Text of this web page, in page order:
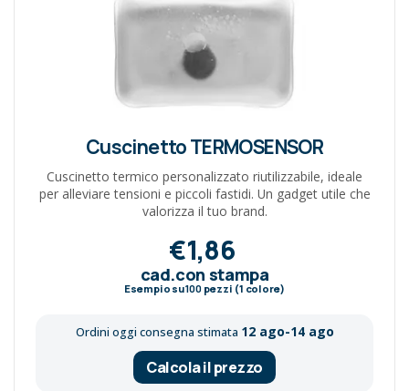
Cuscinetto TERMOSENSOR
Cuscinetto termico personalizzato riutilizzabile, ideale
per alleviare tensioni e piccoli fastidi. Un gadget utile che
valorizza il tuo brand.
€1,86
cad.con stampa
Esempio su100pezzi (1 colore)
Ordini oggi consegna stimata 12 ago-14 ago
Calcola il prezzo